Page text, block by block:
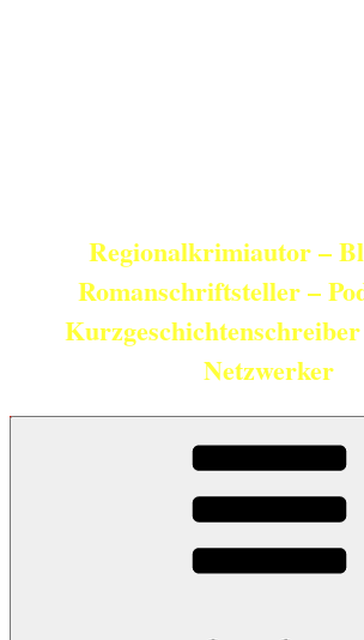
Regionalkrimiautor –
Romanschriftsteller –
Netzwerker